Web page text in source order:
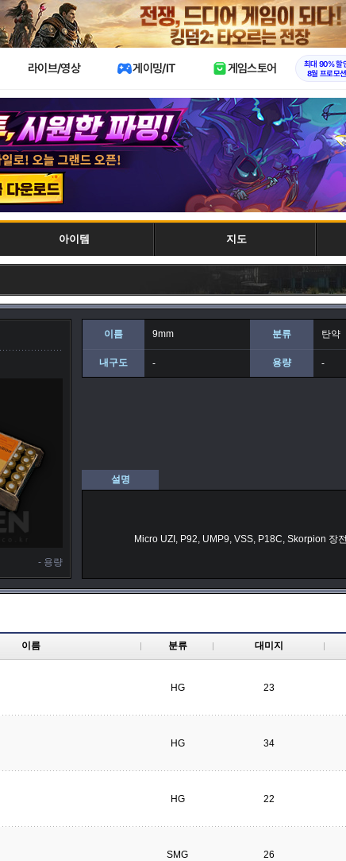
X
라이브/영상 게이밍/IT 게임스토어
최대 90% 할
8월 프로모션
아이템 지도
- 용량
이름 9mm 분류 탄약
내구도 - 용량 -
설명
Micro UZI, P92, UMP9, VSS, P18C, Skorpion 장
이름 분류 대미지
HG 23
HG 34
HG 22
SMG 26